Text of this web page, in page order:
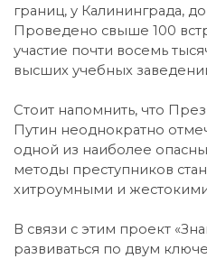
границ, у Калининграда,
Проведено свыше 100
участие почти восемь
высших учебных
Стоит напомнить, что
Путин неоднократно
одной из наиболее
методы преступников
хитроумными и
В связи с этим проект
развиваться по двум